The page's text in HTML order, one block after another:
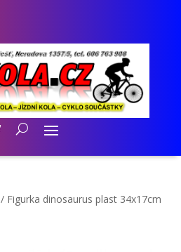
/ Figurka dinosaurus plast 34x17cm